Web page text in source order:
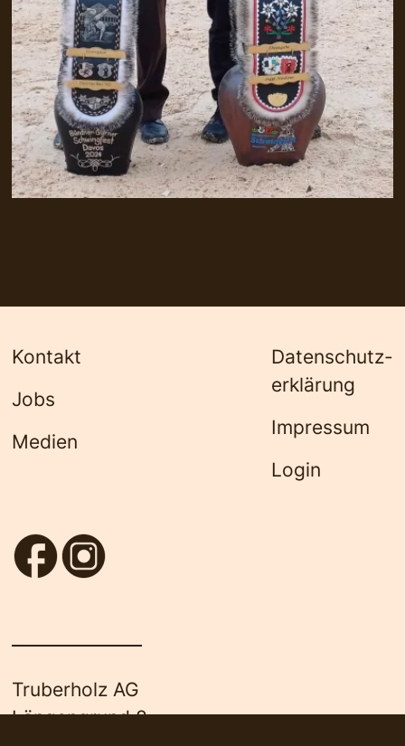
Kontakt
Jobs
Medien
Datenschutz­
erklärung
Impressum
Login
Truberholz AG
Längengrund 8